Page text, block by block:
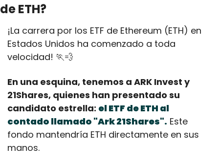
de ETH?
¡La carrera por los ETF de Ethereum (ETH) en
Estados Unidos ha comenzado a toda
velocidad! 🏃💨
En una esquina, tenemos a ARK Invest y
21Shares, quienes han presentado su
candidato estrella: el ETF de ETH al
contado llamado "Ark 21Shares". Este
fondo mantendría ETH directamente en sus
manos.